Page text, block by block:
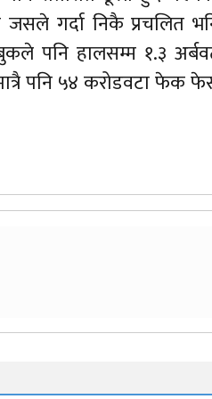
गर्दा निकै प्रचलित
पनि हालसम्म १.३
पनि ५४ करोडवटा फेक